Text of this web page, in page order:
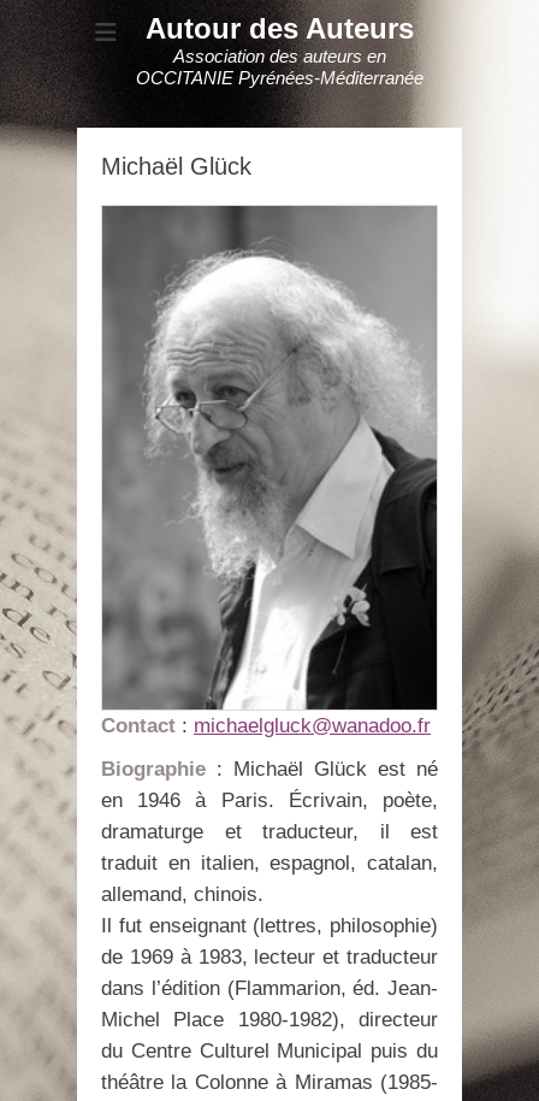
Autour des Auteurs
Association des auteurs en
OCCITANIE Pyrénées-Méditerranée
Michaël Glück
Contact : michaelgluck@wanadoo.fr
Biographie : Michaël Glück est né
en 1946 à Paris. Écrivain, poète,
dramaturge et traducteur, il est
traduit en italien, espagnol, catalan,
allemand, chinois.
Il fut enseignant (lettres, philosophie)
de 1969 à 1983, lecteur et traducteur
dans l’édition (Flammarion, éd. Jean-
Michel Place 1980-1982), directeur
du Centre Culturel Municipal puis du
théâtre la Colonne à Miramas (1985-